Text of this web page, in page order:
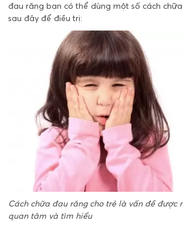
đau răng bạn có thể dùng một số cách
sau đây để điều trị:
Cách chữa đau răng cho trẻ là vấn đề được
quan tâm và tìm hiểu